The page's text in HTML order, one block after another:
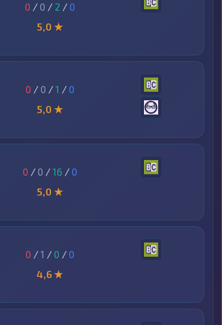
0 / 0 / 2 /0
5,0 ★
0 / 0 /1 /0
5,0 ★
0 / 0 /16 /0
5,0 ★
0 /1 / 0 /0
4,6 ★